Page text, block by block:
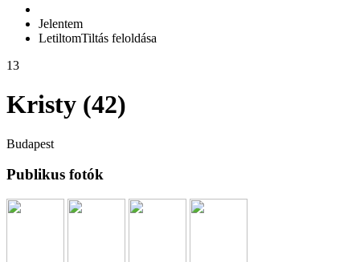
Jelentem
LetiltomTiltás feloldása
13
Kristy (42)
Budapest
Publikus fotók